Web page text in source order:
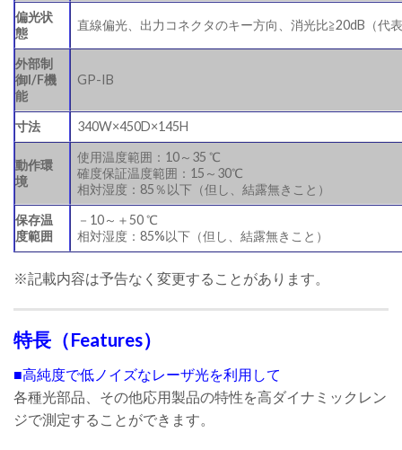
偏光状
態
直線偏光、出力コネクタのキー方向、消光比≧20dB（代
外部制
御I/F機
能
GP-IB
寸法 340W×450D×145H
動作環
境
使用温度範囲：10～35 ℃
確度保証温度範囲：15～30℃
相対湿度：85％以下（但し、結露無きこと）
保存温
度範囲
－10～＋50 ℃
相対湿度：85%以下（但し、結露無きこと）
※記載内容は予告なく変更することがあります。
特長（Features）
■高純度で低ノイズなレーザ光を利用して
各種光部品、その他応用製品の特性を高ダイナミックレン
ジで測定することができます。